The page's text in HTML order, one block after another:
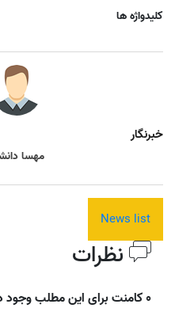
کلیدواژه ها
خبرنگار
مهسا
News list
نظرات
0 کامنت برای این مطلب وجود دارد